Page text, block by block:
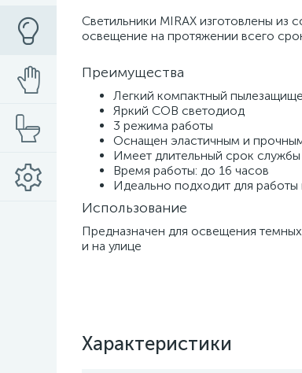
Светильники MIRAX изготовлены
освещение на протяжении всего
Преимущества
Легкий компактный
Яркий COB светодиод
3 режима работы
Оснащен эластичным и
Имеет длительный срок
Время работы: до 16 часов
Идеально подходит для работы
Использование
Предназначен для освещения
и на улице
Характеристики